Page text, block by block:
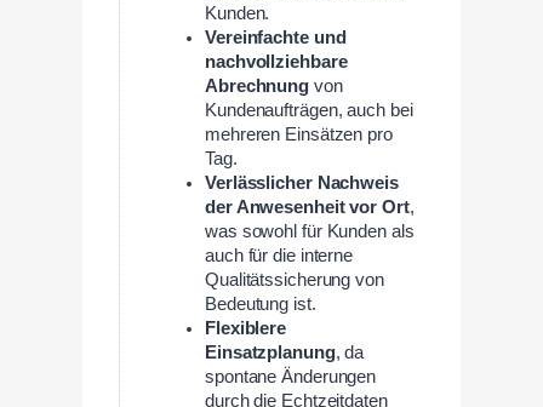
Kunden.
Vereinfachte und
nachvollziehbare
Abrechnung von
Kundenaufträgen, auch bei
mehreren Einsätzen pro
Tag.
Verlässlicher Nachweis
der Anwesenheit vor Ort,
was sowohl für Kunden als
auch für die interne
Qualitätssicherung von
Bedeutung ist.
Flexiblere
Einsatzplanung, da
spontane Änderungen
durch die Echtzeitdaten